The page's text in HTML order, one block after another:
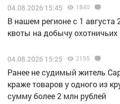
04.08.2026 15:45 1840
В нашем регионе с 1 августа
квоты на добычу охотничьих
04.08.2026 15:25 2155
Ранее не судимый житель
краже товаров у одного из
сумму более 2 млн рублей